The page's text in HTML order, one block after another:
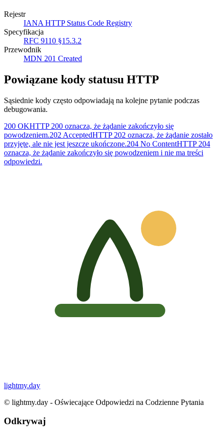
Rejestr
IANA HTTP Status Code Registry
Specyfikacja
RFC 9110 §15.3.2
Przewodnik
MDN 201 Created
Powiązane kody statusu HTTP
Sąsiednie kody często odpowiadają na kolejne pytanie podczas
debugowania.
200 OKHTTP 200 oznacza, że żądanie zakończyło się
powodzeniem.202 AcceptedHTTP 202 oznacza, że żądanie zostało
przyjęte, ale nie jest jeszcze ukończone.204 No ContentHTTP 204
oznacza, że żądanie zakończyło się powodzeniem i nie ma treści
odpowiedzi.
lightmy.day
© lightmy.day - Oświecające Odpowiedzi na Codzienne Pytania
Odkrywaj